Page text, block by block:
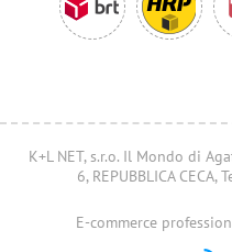
K+L NET, s.r.o. Il Mondo di
6, REPUBBLICA
E-commerce